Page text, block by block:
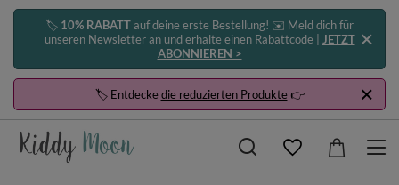
🏷️ 10% RABATTauf deine erste Bestellung! ✉️ Meld dich für
unseren Newsletter an und erhalte einen Rabattcode | JETZT
ABONNIEREN >
🏷️ Entdeckedie reduzierten Produkte👉